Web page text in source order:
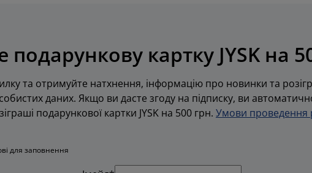
подарункову картку JYSK на
та отримуйте натхнення, інформацію про новинки та
даних. Якщо ви дасте згоду на підписку, ви
подарункової картки JYSK на 500 грн. Умови проведення
для заповнення